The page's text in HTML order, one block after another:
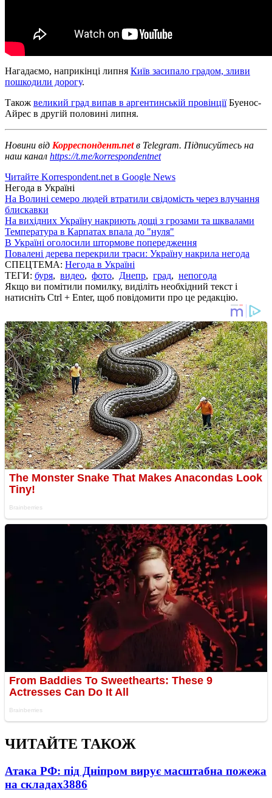
Нагадаємо, наприкінці липня Київ засипало градом, зливи
пошкодили дорогу.
Також великий град випав в аргентинській провінціїБуенос-
Айрес в другій половині липня.
Новини від Корреспондент.netв Telegram. Підписуйтесь на
наш канал https://t.me/korrespondentnet
Читайте Korrespondent.net в Google News
Негода в Україні
На Волині семеро людей втратили свідомість через влучання
блискавки
На вихідних Україну накриють дощі з грозами та шквалами
Температура в Карпатах впала до "нуля"
В Україні оголосили штормове попередження
Повалені дерева перекрили траси: Україну накрила негода
СПЕЦТЕМА: Негода в Україні
ТЕГИ: буря, видео, фото, Днепр, град, непогода
Якщо ви помітили помилку, виділіть необхідний текст і
натисніть Ctrl + Enter, щоб повідомити про це редакцію.
ЧИТАЙТЕ ТАКОЖ
Атака РФ: під Дніпром вирує масштабна пожежа
на складах3886